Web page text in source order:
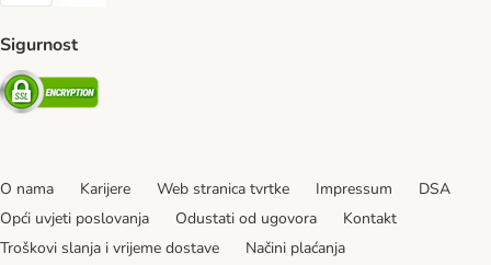
Sigurnost
Security
O nama Karijere Web stranica tvrtke Impressum
DSA
Opći uvjeti poslovanja
Odustati od ugovora
Kontakt
Troškovi slanja i vrijeme dostave
Načini plaćanja